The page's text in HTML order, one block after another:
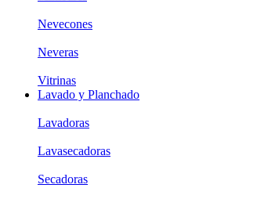
Nevecones
Neveras
Vitrinas
Lavado y Planchado
Lavadoras
Lavasecadoras
Secadoras